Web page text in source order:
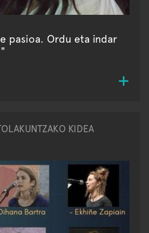
pasioa. Ordu eta indar
KIDEA